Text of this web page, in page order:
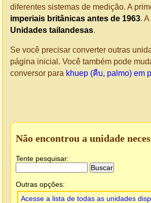
diferentes sistemas de medição. A
imperiais britânicas antes de 1963.
Unidades tailandesas.
Se você precisar converter outras
página inicial. Você também pode
conversor para khuep (คืบ, palmo) em
Não encontrou a unidade
Tente pesquisar:
Outras opções:
Acesse a lista de todas as unidades